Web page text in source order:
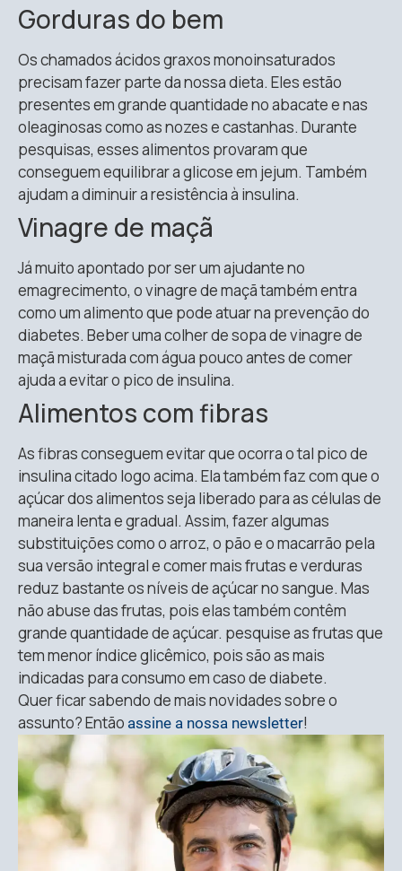
Gorduras do bem
Os chamados ácidos graxos monoinsaturados
precisam fazer parte da nossa dieta. Eles estão
presentes em grande quantidade no abacate e nas
oleaginosas como as nozes e castanhas. Durante
pesquisas, esses alimentos provaram que
conseguem equilibrar a glicose em jejum. Também
ajudam a diminuir a resistência à insulina.
Vinagre de maçã
Já muito apontado por ser um ajudante no
emagrecimento, o vinagre de maçã também entra
como um alimento que pode atuar na prevenção do
diabetes. Beber uma colher de sopa de vinagre de
maçã misturada com água pouco antes de comer
ajuda a evitar o pico de insulina.
Alimentos com fibras
As fibras conseguem evitar que ocorra o tal pico de
insulina citado logo acima. Ela também faz com que o
açúcar dos alimentos seja liberado para as células de
maneira lenta e gradual. Assim, fazer algumas
substituições como o arroz, o pão e o macarrão pela
sua versão integral e comer mais frutas e verduras
reduz bastante os níveis de açúcar no sangue. Mas
não abuse das frutas, pois elas também contêm
grande quantidade de açúcar. pesquise as frutas que
tem menor índice glicêmico, pois são as mais
indicadas para consumo em caso de diabete.
Quer ficar sabendo de mais novidades sobre o
assunto? Então assine a nossa newsletter!